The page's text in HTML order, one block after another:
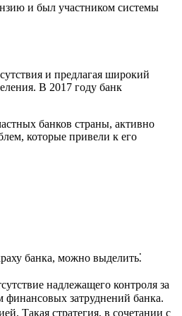
и был участником системы
и предлагая широкий
В 2017 году банк
банков страны, активно
которые привели к его
банка, можно выделить⁚
надлежащего контроля за
финансовых затруднений банка.
Такая стратегия, в сочетании с